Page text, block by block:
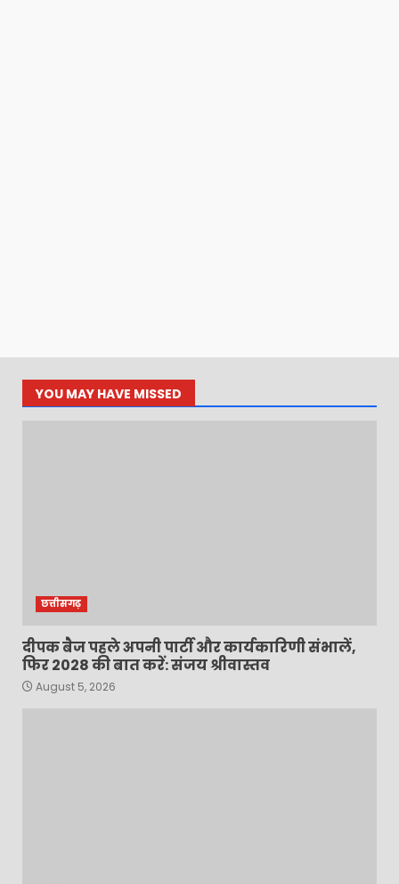
YOU MAY HAVE MISSED
छत्तीसगढ़
दीपक बैज पहले अपनी पार्टी और कार्यकारिणी संभालें,
फिर 2028 की बात करें: संजय श्रीवास्तव
August 5, 2026